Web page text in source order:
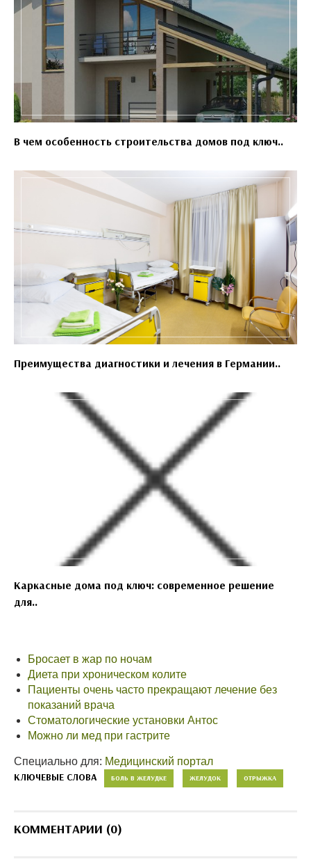
В чем особенность строительства домов под ключ..
Преимущества диагностики и лечения в Германии..
Каркасные дома под ключ: современное решение
для..
Бросает в жар по ночам
Диета при хроническом колите
Пациенты очень часто прекращают лечение без
показаний врача
Стоматологические установки Антос
Можно ли мед при гастрите
Специально для: Медицинский портал
КЛЮЧЕВЫЕ СЛОВА БОЛЬ В ЖЕЛУДКЕ ЖЕЛУДОК ОТРЫЖКА
КОММЕНТАРИИ (0)